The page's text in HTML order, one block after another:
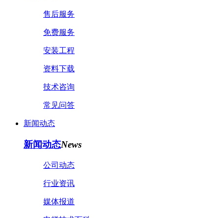
售后服务
免费服务
安装工程
资料下载
技术咨询
常见问答
新闻动态
新闻动态News
公司动态
行业资讯
媒体报道